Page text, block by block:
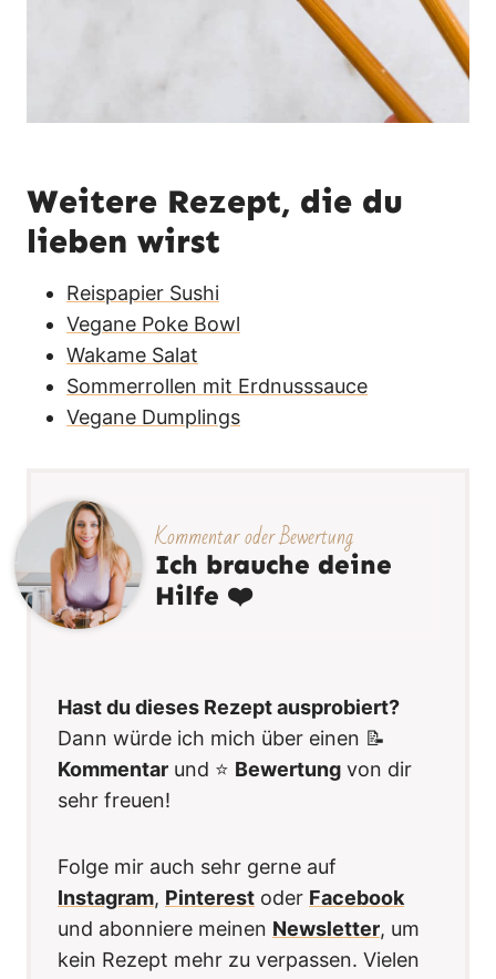
Weitere Rezept, die du
lieben wirst
Reispapier Sushi
Vegane Poke Bowl
Wakame Salat
Sommerrollen mit Erdnusssauce
Vegane Dumplings
Kommentar oder Bewertung
Ich brauche deine
Hilfe ❤️
Hast du dieses Rezept ausprobiert?
Dann würde ich mich über einen 📝
Kommentar und ⭐️ Bewertung von dir
sehr freuen!
Folge mir auch sehr gerne auf
Instagram, Pinterest oder Facebook
und abonniere meinen Newsletter, um
kein Rezept mehr zu verpassen. Vielen